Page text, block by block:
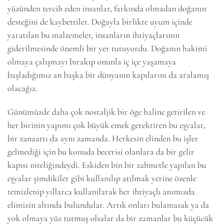
yüzünden tercih eden insanlar, farkında olmadan doğanın
desteğini de kaybettiler. Doğayla birlikte uyum içinde
yaratılan bu malzemeler, insanların ihtiyaçlarının
giderilmesinde önemli bir yer tutuyordu. Doğanın hakimi
olmaya çalışmayı bırakıp onunla iç içe yaşamaya
başladığımız an başka bir dünyanın kapılarını da aralamış
olacağız.
Günümüzde daha çok nostaljik bir öge haline getirilen ve
her birinin yapımı çok büyük emek gerektiren bu eşyalar,
bir zanaattı da aynı zamanda. Herkesin elinden bu işler
gelmediği için bu konuda becerisi olanlara da bir gelir
kapısı niteliğindeydi. Eskiden bin bir zahmetle yapılan bu
eşyalar şimdikiler gibi kullanılıp atılmak yerine özenle
temizlenip yıllarca kullanılarak her ihtiyaçlı anımızda
elimizin altında bulundular. Artık onları bulamasak ya da
yok olmaya yüz tutmuş olsalar da bir zamanlar bu küçücük